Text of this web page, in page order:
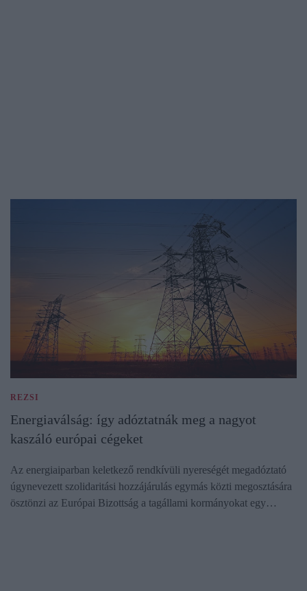
REZSI
Energiaválság: így adóztatnák meg a nagyot
kaszáló európai cégeket
Az energiaiparban keletkező rendkívüli nyereségét megadóztató
úgynevezett szolidaritási hozzájárulás egymás közti megosztására
ösztönzi az Európai Bizottság a tagállami kormányokat egy…